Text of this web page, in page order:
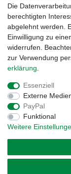
Widerrufs­recht·
Die
berechtigten
abgelehnt werden.
Einwilligung zu
widerrufen.
zur Verwendung
erklärung
Essenziell
Externe
PayPal
Funktional
Weitere